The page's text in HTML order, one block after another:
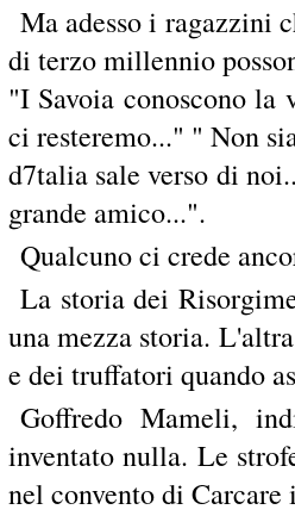
Ma adesso i ragazzini
di terzo millennio
"I Savoia conoscono
ci resteremo..." " Non
d7talia sale verso di
grande amico...".
Qualcuno ci crede
La storia dei
una mezza storia.
e dei truffatori quando
Goffredo Mameli,
inventato nulla. Le
nel convento di